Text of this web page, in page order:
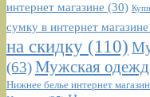
интернет магазине (30)
сумку в интернет магазине
на скидку (110)
(63)Мужская
Нижнее белье интернет магазин